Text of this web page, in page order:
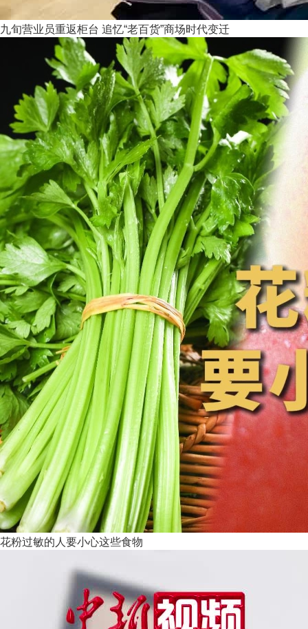
九旬营业员重返柜台 追忆“老百货”商场时代变迁
花粉过敏的人要小心这些食物